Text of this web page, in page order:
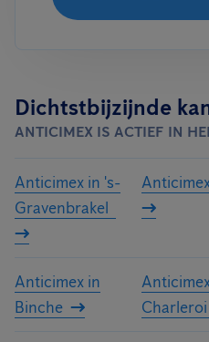
Dichtstbijzijnde
ANTICIMEX IS ACTIEF IN
Anticimex in 's-
Gravenbrakel
Anticimex in
Binche
Charleroi